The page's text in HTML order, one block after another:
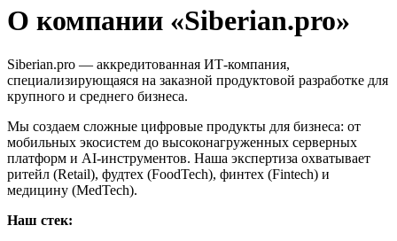
О компании «Siberian.pro»
Siberian.pro — аккредитованная ИТ-компания,
специализирующаяся на заказной продуктовой разработке для
крупного и среднего бизнеса.
Мы создаем сложные цифровые продукты для бизнеса: от
мобильных экосистем до высоконагруженных серверных
платформ и AI-инструментов. Наша экспертиза охватывает
ритейл (Retail), фудтех (FoodTech), финтех (Fintech) и
медицину (MedTech).
Наш стек: